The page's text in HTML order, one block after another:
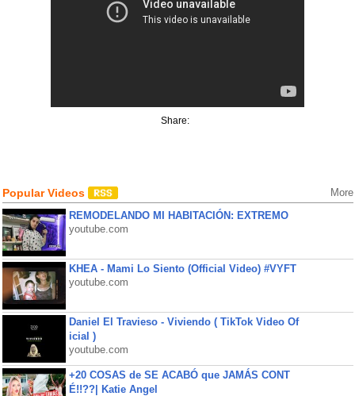
Share:
Popular Videos More
REMODELANDO MI HABITACIÓN: EXTREMO
youtube.com
KHEA - Mami Lo Siento (Official Video) #VYFT
youtube.com
Daniel El Travieso - Viviendo ( TikTok Video Of
icial )
youtube.com
+20 COSAS de SE ACABÓ que JAMÁS CONT
É!!??| Katie Angel